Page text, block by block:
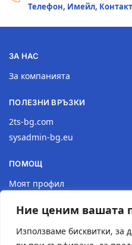
Ние ценим вашата
Използваме бисквитки, за
Телефон, Имейл,
ЗА НАС
За компанията
ПОЛЕЗНИ ВРЪЗКИ
2ts-bg.com
sysadmin-bg.eu
ПОМОЩ
Моят профил
Връщане на продукт
Политика за поверителност